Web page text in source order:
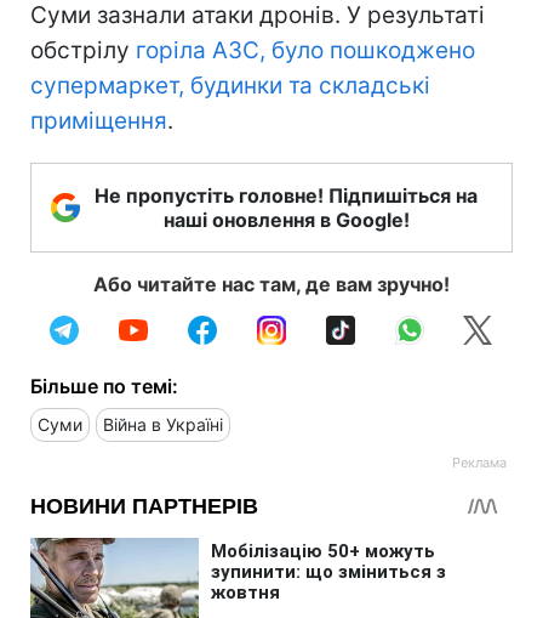
Суми зазнали атаки дронів. У результаті
обстрілу горіла АЗС, було пошкоджено
супермаркет, будинки та складські
приміщення.
Не пропустіть головне! Підпишіться на
наші оновлення в Google!
Або читайте нас там, де вам зручно!
Більше по темі:
Суми Війна в Україні